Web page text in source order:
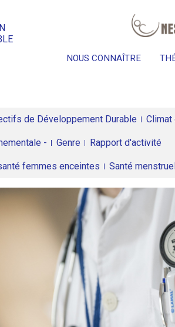
NOUS CONNAÎTRE
de Développement Durable
- Genre Rapport d'activité
femmes enceintes Santé